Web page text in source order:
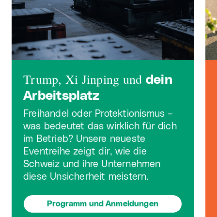
Trump, Xi Jinping und dein
Arbeitsplatz
Freihandel oder Protektionismus –
was bedeutet das wirklich für dich
im Betrieb? Unsere neueste
Eventreihe zeigt dir, wie die
Schweiz und ihre Unternehmen
diese Unsicherheit meistern.
Programm und Anmeldungen